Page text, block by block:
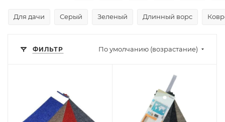
Для дачи Серый Зеленый Длинный ворс
ФИЛЬТР По умолчанию (возрастание)